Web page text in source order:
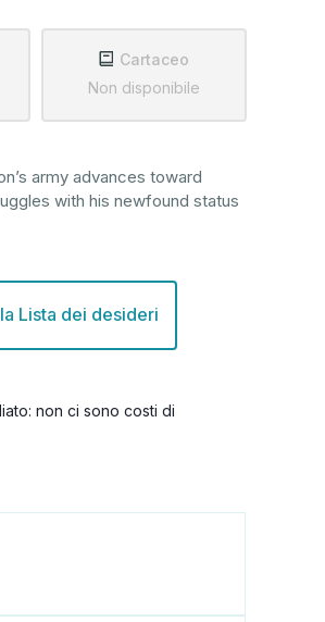
Cartaceo
Non disponibile
army advances toward
with his newfound status
Lista dei desideri
non ci sono costi di